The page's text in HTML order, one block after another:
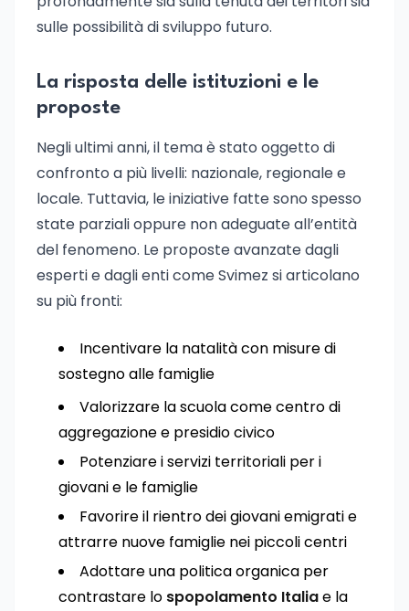
sulle possibilità di sviluppo futuro.
La risposta delle istituzioni e le
proposte
Negli ultimi anni, il tema è stato oggetto di
confronto a più livelli: nazionale, regionale e
locale. Tuttavia, le iniziative fatte sono spesso
state parziali oppure non adeguate all’entità
del fenomeno. Le proposte avanzate dagli
esperti e dagli enti come Svimez si articolano
su più fronti:
Incentivare la natalità con misure di
sostegno alle famiglie
Valorizzare la scuola come centro di
aggregazione e presidio civico
Potenziare i servizi territoriali per i
giovani e le famiglie
Favorire il rientro dei giovani emigrati e
attrarre nuove famiglie nei piccoli centri
Adottare una politica organica per
contrastare lo spopolamento Italiae la